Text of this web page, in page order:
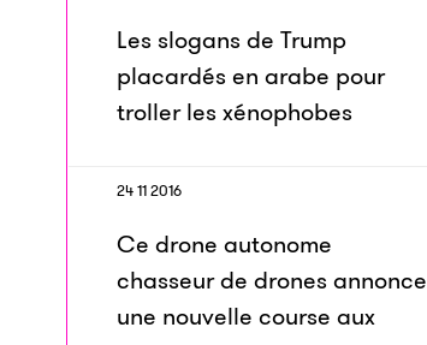
Les slogans de Trump
placardés en arabe pour
troller les xénophobes
24 11 2016
Ce drone autonome
chasseur de drones annonce
une nouvelle course aux